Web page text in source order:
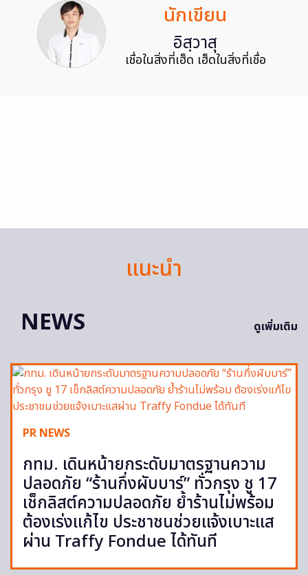
นักเขียน
อิสฺวาสุ
เชื่อในสิ่งที่เฮ็ด เฮ็ดในสิ่งที่เชื่อ
แนะนำ
NEWS
ดูเพิ่มเติม
PR NEWS
กทม. เดินหน้ายกระดับมาตรฐานความ
ปลอดภัย “ร้านกึ่งผับบาร์” ทั่วกรุง ชู 17
เช็กลิสต์ความปลอดภัย ย้ำร้านไม่พร้อม
ต้องเร่งแก้ไข ประชาชนช่วยแจ้งเบาะแส
ผ่าน Traffy Fondue ได้ทันที